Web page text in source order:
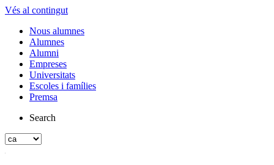
Vés al contingut
Nous alumnes
Alumnes
Alumni
Empreses
Universitats
Escoles i famílies
Premsa
Search